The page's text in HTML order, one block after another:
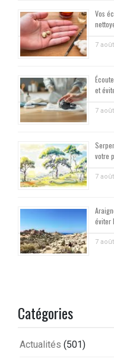
Vos
7
et
7
votre
7
éviter
7
Catégories
Actualités (501)